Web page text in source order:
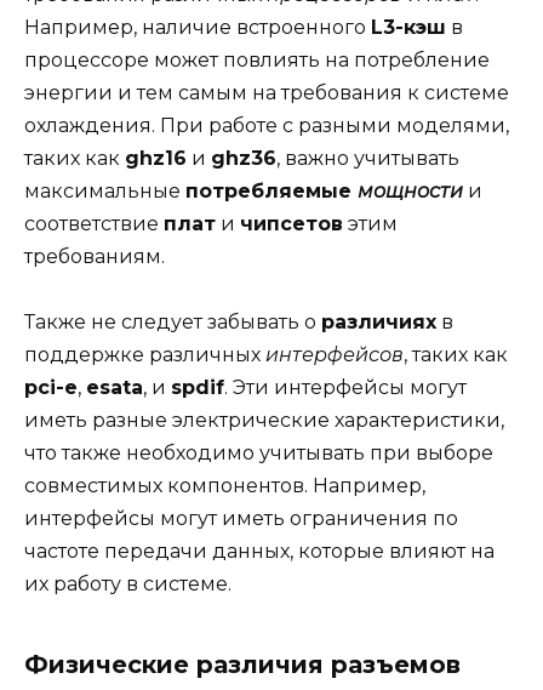
Например, наличие встроенного L3-кэш в
процессоре может повлиять на потребление
энергии и тем самым на требования к системе
охлаждения. При работе с разными моделями,
таких как ghz16 и ghz36, важно учитывать
максимальные потребляемые мощности и
соответствие плат и чипсетов этим
требованиям.
Также не следует забывать о различиях в
поддержке различных интерфейсов, таких как
pci-e, esata, и spdif. Эти интерфейсы могут
иметь разные электрические характеристики,
что также необходимо учитывать при выборе
совместимых компонентов. Например,
интерфейсы могут иметь ограничения по
частоте передачи данных, которые влияют на
их работу в системе.
Физические различия разъемов